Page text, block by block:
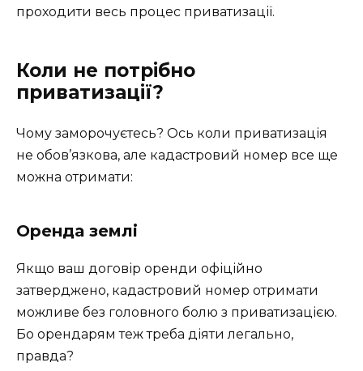
проходити весь процес приватизації.
Коли не потрібно
приватизації?
Чому заморочуєтесь? Ось коли приватизація
не обов’язкова, але кадастровий номер все ще
можна отримати:
Оренда землі
Якщо ваш договір оренди офіційно
затверджено, кадастровий номер отримати
можливе без головного болю з приватизацією.
Бо орендарям теж треба діяти легально,
правда?